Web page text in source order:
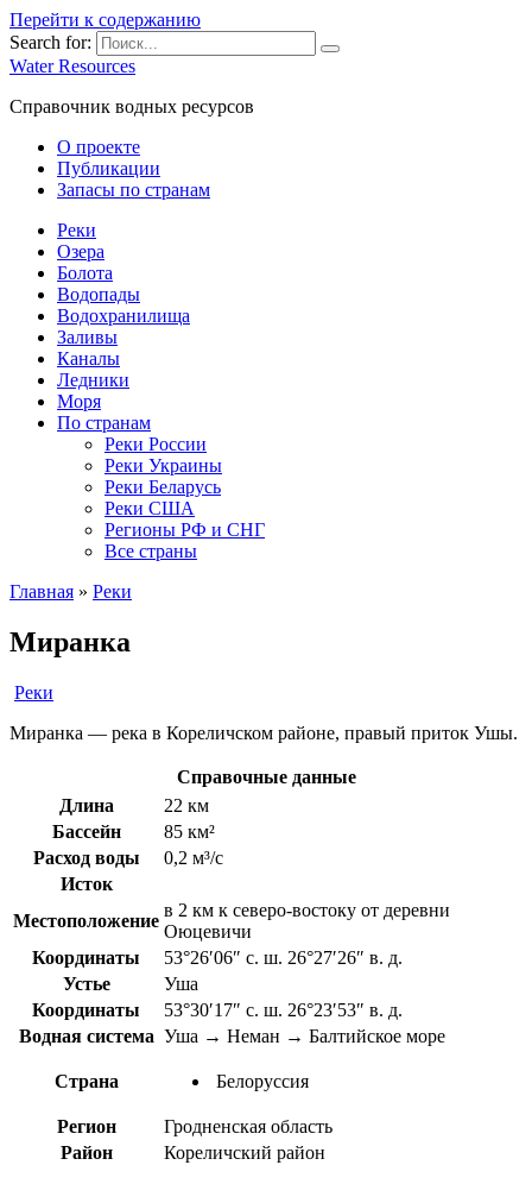
Перейти к содержанию
Search for:
Water Resources
Справочник водных ресурсов
О проекте
Публикации
Запасы по странам
Реки
Озера
Болота
Водопады
Водохранилища
Заливы
Каналы
Ледники
Моря
По странам
Реки России
Реки Украины
Реки Беларусь
Реки США
Регионы РФ и СНГ
Все страны
Главная » Реки
Миранка
Реки
Миранка — река в Кореличском районе, правый приток Ушы.
Справочные данные
Длина
22 км
Бассейн
85 км²
Расход воды
0,2 м³/с
Исток
Местоположение
в 2 км к северо-востоку от деревни
Оюцевичи
Координаты
53°26′06″ с. ш. 26°27′26″ в. д.
Устье
Уша
Координаты
53°30′17″ с. ш. 26°23′53″ в. д.
Водная система Уша → Неман → Балтийское море
Страна Белоруссия
Регион
Гродненская область
Район
Кореличский район